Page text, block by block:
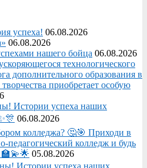
успеха! 06.08.2026
06.08.2026
нашего бойца 06.08.2026
технологического
дополнительного образования в
приобретает особую
Истории успеха наших
06.08.2026
колледжа? 🤔🎯 Приходи в
педагогический колледж и будь
05.08.2026
Истории успеха наших